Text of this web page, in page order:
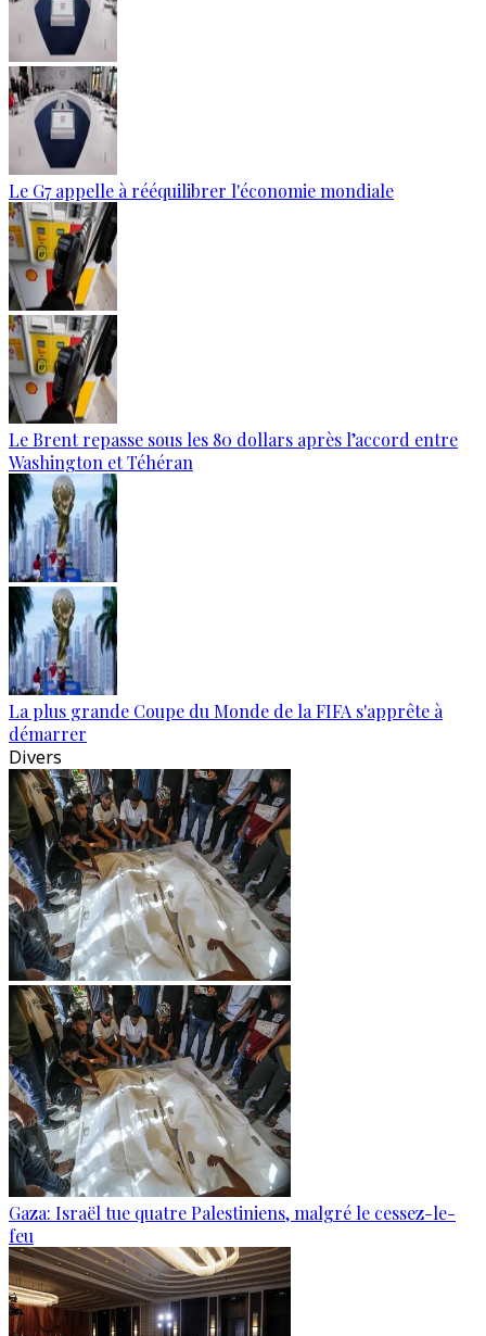
Le G7 appelle à rééquilibrer l'économie mondiale
Le Brent repasse sous les 80 dollars après l’accord entre
Washington et Téhéran
La plus grande Coupe du Monde de la FIFA s'apprête à
démarrer
Divers
Gaza: Israël tue quatre Palestiniens, malgré le cessez-le-
feu